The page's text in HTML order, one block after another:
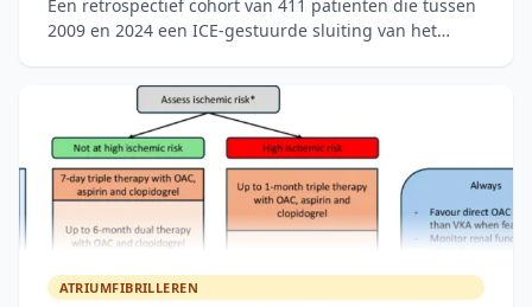
Een retrospectief cohort van 411 patiënten die tussen
2009 en 2024 een ICE-gestuurde sluiting van het
ATRIUMFIBRILLEREN